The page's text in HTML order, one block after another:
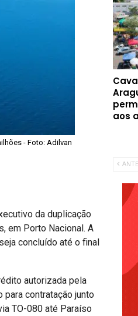
- Foto: Adilvan
da duplicação
em Porto Nacional. A
concluído até o final
autorizada pela
para contratação junto
TO-080 até Paraíso
aos